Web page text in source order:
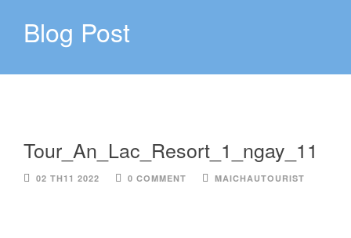
Blog Post
Tour_An_Lac_Resort_1_ngay_11
02 TH11 2022 0 COMMENT MAICHAUTOURIST